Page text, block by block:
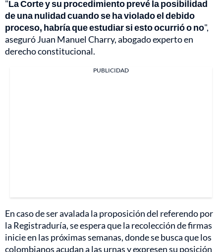
"La Corte y su procedimiento prevé la posibilidad
de una nulidad cuando se ha violado el debido
proceso, habría que estudiar si esto ocurrió o no",
aseguró Juan Manuel Charry, abogado experto en
derecho constitucional.
PUBLICIDAD
En caso de ser avalada la proposición del referendo por
la Registraduría, se espera que la recolección de firmas
inicie en las próximas semanas, donde se busca que los
colombianos acudan a las urnas y expresen su posición